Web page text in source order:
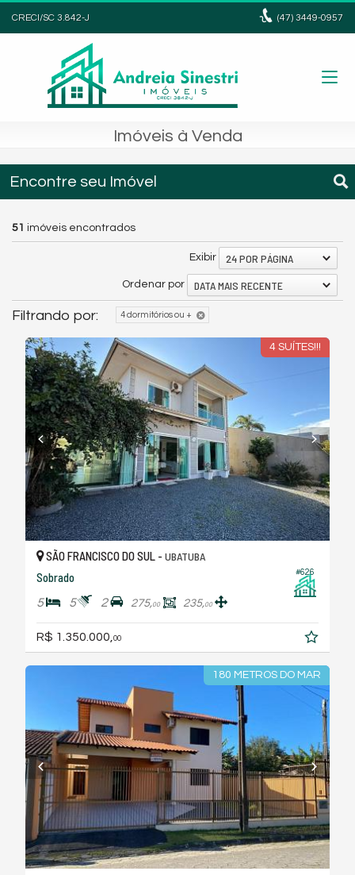
CRECI/SC 3.842-J (47)3449-0957
Imóveis à Venda
Encontre seu Imóvel
51 imóveis encontrados
Exibir 24 POR PÁGINA
Ordenar por DATA MAIS RECENTE
Filtrando por: 4 dormitórios ou +
4 SUÍTES!!!
#626
SÃO FRANCISCO DO SUL - UBATUBA
Sobrado
5 5 2 275,00 235,00
R$ 1.350.000, 00
180 METROS DO MAR